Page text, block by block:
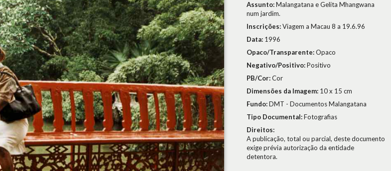
Assunto:Malangatana e Gelita Mhangwana
num jardim.
Inscrições:Viagem a Macau 8 a 19.6.96
Data: 1996
Opaco/Transparente:Opaco
Negativo/Positivo:Positivo
PB/Cor:Cor
Dimensões da Imagem: 10 x 15 cm
Fundo:DMT - Documentos Malangatana
Tipo Documental:Fotografias
Direitos:
A publicação, total ou parcial, deste documento
exige prévia autorização da entidade
detentora.